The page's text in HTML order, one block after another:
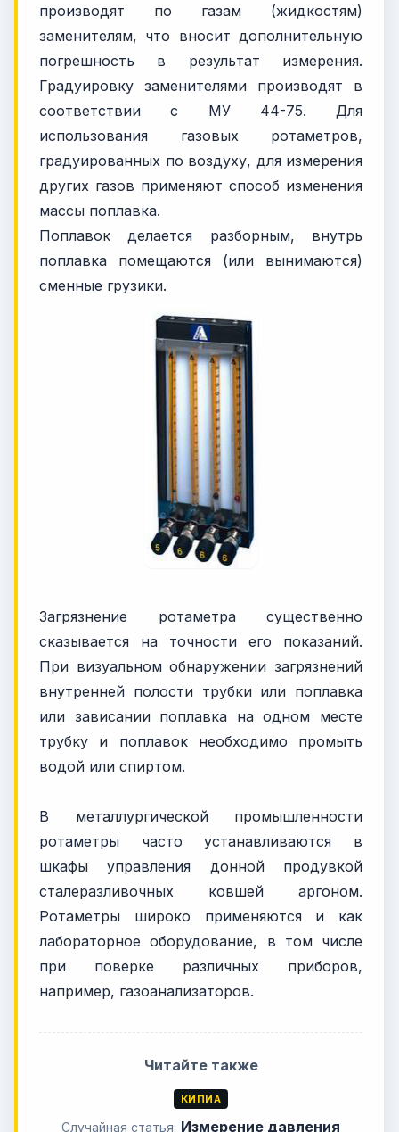
производят по газам (жидкостям)
заменителям, что вносит дополнительную
погрешность в результат измерения.
Градуировку заменителями производят в
соответствии с МУ 44-75. Для
использования газовых ротаметров,
градуированных по воздуху, для измерения
других газов применяют способ изменения
массы поплавка.
Поплавок делается разборным, внутрь
поплавка помещаются (или вынимаются)
сменные грузики.
Загрязнение ротаметра существенно
сказывается на точности его показаний.
При визуальном обнаружении загрязнений
внутренней полости трубки или поплавка
или зависании поплавка на одном месте
трубку и поплавок необходимо промыть
водой или спиртом.
В металлургической промышленности
ротаметры часто устанавливаются в
шкафы управления донной продувкой
сталеразливочных ковшей аргоном.
Ротаметры широко применяются и как
лабораторное оборудование, в том числе
при поверке различных приборов,
например, газоанализаторов.
Читайте также
КИПИА
Случайная статья: Измерение давления